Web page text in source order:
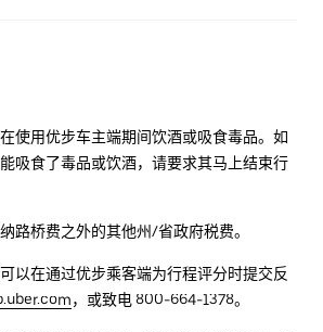
使用优步车主端期间饮酒或吸食毒品。如
吸食了毒品或饮酒，请要求其马上结束行
路桥费之外的其他州/省政府税费。
以在通过优步乘客端为行程评分时提交反
，或致电 800-664-1378。